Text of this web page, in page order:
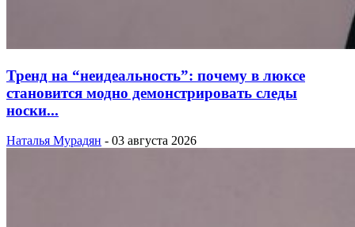
Тренд на “неидеальность”: почему в люксе
становится модно демонстрировать следы
носки...
Наталья Мурадян - 03 августа 2026